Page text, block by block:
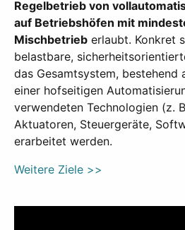
Regelbetrieb von
auf Betriebshöfen mit
Mischbetrieb erlaubt. Konkret
belastbare,
das Gesamtsystem, bestehend
einer hofseitigen
verwendeten Technologien (z.
Aktuatoren, Steuergeräte,
erarbeitet werden.
Weitere Ziele >>